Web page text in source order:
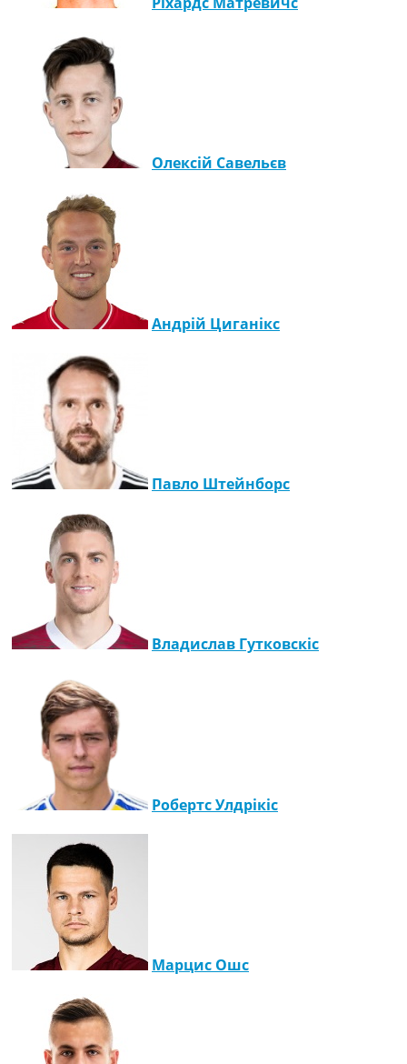
Рейтинг ФІФА
RU
UA
Categories
Головна
Відео
Новини футболу України
Футбольні трансфери
Останні коментарі
Конкурс прогнозів
Логін
Рейтінги
Колективний прогноз
Турніри
Чемпіонат Світу
Україна. Прем’єр-Ліга
Україна. Перша Ліга
Ліга Чемпіонів
Англія. Прем’єр-Ліга
Ще Турніри >>>
Таблиці
Чемпіонат Світу. Турнирні таблиці
Таблиця УПЛ
Перша Ліга
Таблиця АПЛ
Таблиця Ла Ліги
Всі таблиці >>>
Рейтинги
Рейтинг країн УЄФА
Рейтинг клубів УЄФА
Рейтинг ФІФА
Телепрограма
Олексій Савельєв
Андрій Циганікс
Павло Штейнборс
Владислав Гутковскіс
Робертс Улдрікіс
Марцис Ошс